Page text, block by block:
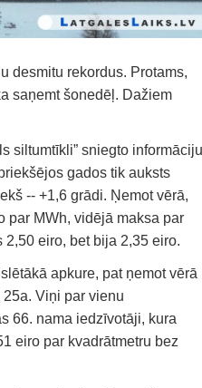
desmitu rekordus. Protams,
saņemt šonedēļ. Dažiem
siltumtīkli” sniegto informāciju
gados tik auksts
-- +1,6 grādi. Ņemot vērā,
par MWh, vidējā maksa par
eiro, bet bija 2,35 eiro.
apkure, pat ņemot vērā
Viņi par vienu
66. nama iedzīvotāji, kura
eiro par kvadrātmetru bez